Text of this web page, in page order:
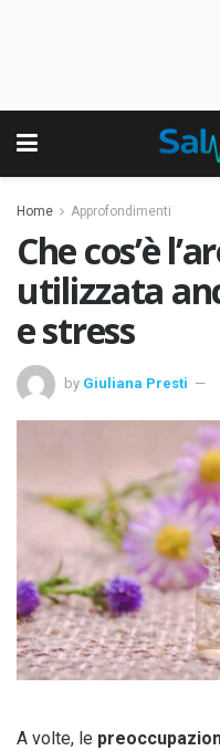
Home Approfondimenti
Che cos’è
utilizzata
e stress
by Giuliana Presti
A volte, le